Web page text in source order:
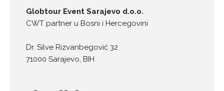
Globtour Event Sarajevo d.o.o.
CWT partner u Bosni i Hercegovini
Dr. Silve Rizvanbegović 32
71000 Sarajevo, BIH